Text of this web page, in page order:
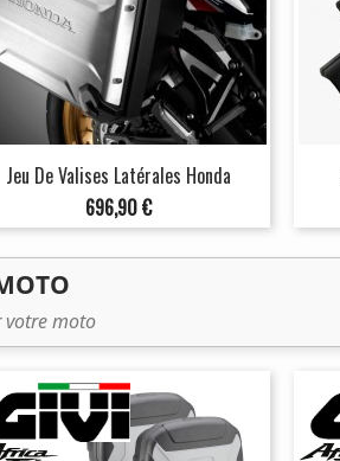
Jeu De Valises Latérales Honda
Prix
696,90 €
votre moto